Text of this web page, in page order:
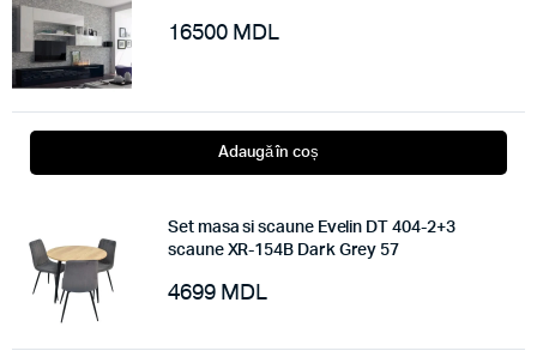
16500 MDL
Adaugă în coș
Set masa si scaune Evelin DT 404-2+3
scaune XR-154B Dark Grey 57
4699 MDL